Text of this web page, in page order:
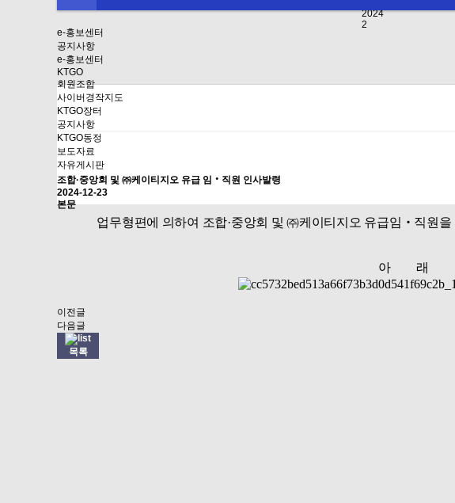
2024
2
e-홍보센터
공지사항
e-홍보센터
KTGO
회원조합
사이버경작지도
KTGO장터
공지사항
KTGO동정
보도자료
자유게시판
조합·중앙회 및 ㈜케이티지오 유급 임‧직원 인사발령
2024-12-23
본문
업무형편에 의하여 조합·중앙회 및㈜케이티지오 유급임 ‧ 직원을
아 래
이전글
다음글
목록